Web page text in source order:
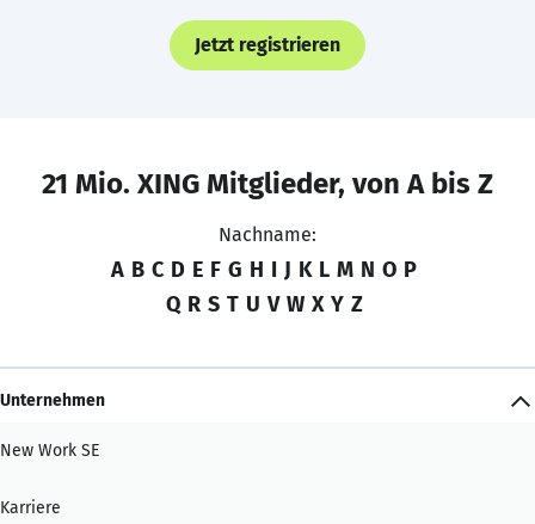
Jetzt registrieren
21 Mio. XING Mitglieder, von A bis Z
Nachname:
A B C D E F G H I J K L M N O P
Q R S T U V W X Y Z
Unternehmen
New Work SE
Karriere